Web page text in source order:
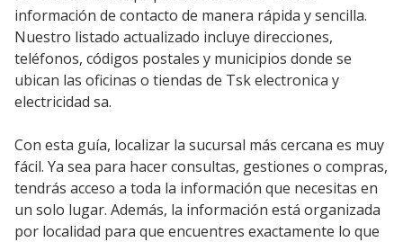
información de contacto de manera rápida y sencilla.
Nuestro listado actualizado incluye direcciones,
teléfonos, códigos postales y municipios donde se
ubican las oficinas o tiendas de Tsk electronica y
electricidad sa.
Con esta guía, localizar la sucursal más cercana es muy
fácil. Ya sea para hacer consultas, gestiones o compras,
tendrás acceso a toda la información que necesitas en
un solo lugar. Además, la información está organizada
por localidad para que encuentres exactamente lo que